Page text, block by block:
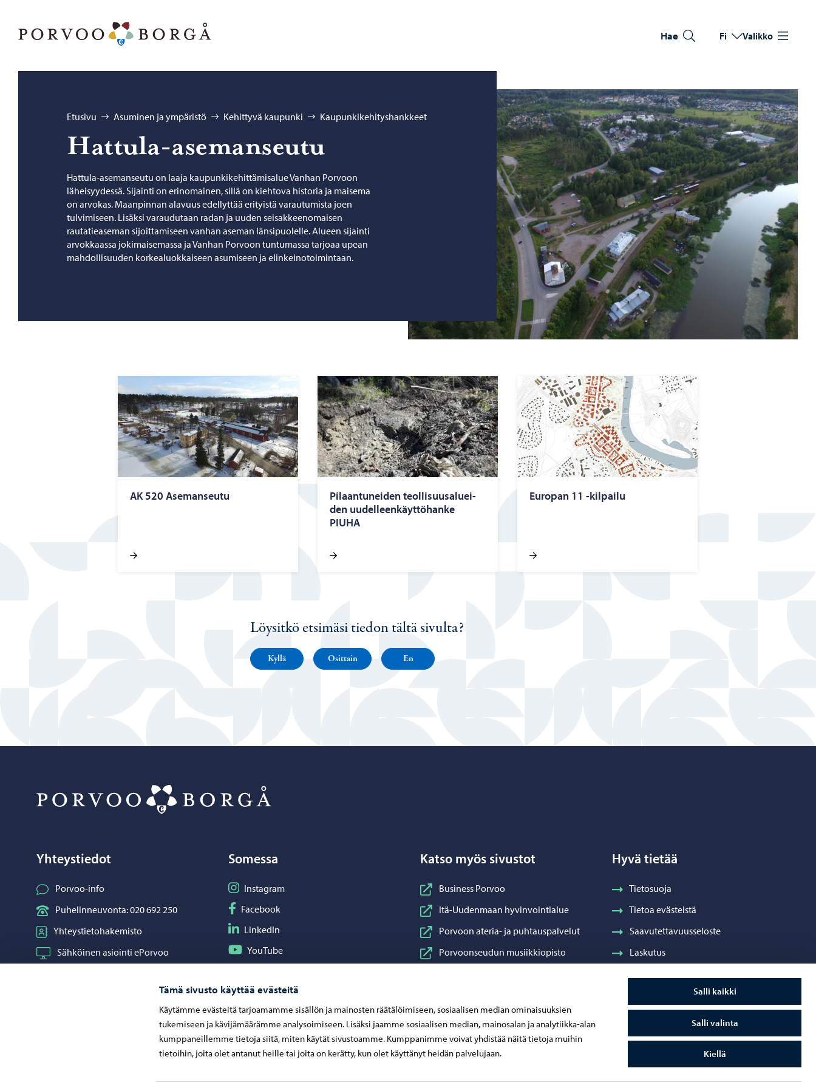
Tämä sivusto käyttää evästeitä
Käytämme evästeitä tarjoamamme sisällön ja mainosten räätälöimiseen, sosiaalisen median ominaisuuksien
tukemiseen ja kävijämäärämme analysoimiseen. Lisäksi jaamme sosiaalisen median, mainosalan ja analytiikka-alan
kumppaneillemme tietoja siitä, miten käytät sivustoamme. Kumppanimme voivat yhdistää näitä tietoja muihin
tietoihin, joita olet antanut heille tai joita on kerätty, kun olet käyttänyt heidän palvelujaan.
Salli kaikki
Salli valinta
Kiellä
Hae Vaihda kieltä
Nykyinen kieli: Suomi
Fi Valikko
Selaa:
Etusivu Asuminen ja ympäristö Kehittyvä kaupunki Kaupunkikehityshankkeet
Hattula-​asemanseutu
Hattula-asemanseutu on laaja kaupunkikehittämisalue Vanhan Porvoon
läheisyydessä. Sijainti on erinomainen, sillä on kiehtova historia ja maisema
on arvokas. Maanpinnan alavuus edellyttää erityistä varautumista joen
tulvimiseen. Lisäksi varaudutaan radan ja uuden seisakkeenomaisen
rautatieaseman sijoittamiseen vanhan aseman länsipuolelle. Alueen sijainti
arvokkaassa jokimaisemassa ja Vanhan Porvoon tuntumassa tarjoaa upean
mahdollisuuden korkealuokkaiseen asumiseen ja elinkeinotoimintaan.
AK 520 Ase­man­seu­tu
Pi­laan­tu­nei­den teol­li­suusa­luei­
den uu­del­leen­käyt­tö­han­ke
PIUHA
Eu­ro­pan 11 -​kilpailu
Löysitkö etsimäsi tiedon tältä sivulta?
Kyllä Osittain En
Yhteystiedot
Porvoo-info
Puhelinneuvonta: 020 692 250
Yhteystietohakemisto
Sähköinen asiointi ePorvoo
Somessa
Seuraa Instagram
Instagram
Seuraa Facebook
Facebook
Seuraa LinkedIn
LinkedIn
Seuraa YouTube
YouTube
Katso myös sivustot
Business Porvoo
Itä-Uudenmaan hyvinvointialue
Porvoon ateria- ja puhtauspalvelut
Porvoonseudun musiikkiopisto
Taidetehdas
Visit Porvoo
Hyvä tietää
Tietosuoja
Tietoa evästeistä
Saavutettavuusseloste
Laskutus